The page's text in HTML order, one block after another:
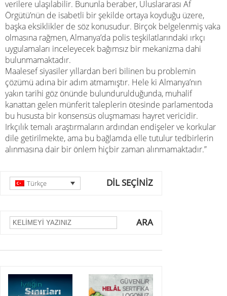
verilere ulaşılabilir. Bununla beraber, Uluslararası Af
Örgütü’nün de isabetli bir şekilde ortaya koyduğu üzere,
başka eksiklikler de söz konusudur. Birçok belgelenmiş vaka
olmasına rağmen, Almanya’da polis teşkilatlarındaki ırkçı
uygulamaları inceleyecek bağımsız bir mekanizma dahi
bulunmamaktadır.
Maalesef siyasiler yıllardan beri bilinen bu problemin
çözümü adına bir adım atmamıştır. Hele ki Almanya’nın
yakın tarihi göz önünde bulundurulduğunda, muhalif
kanattan gelen münferit taleplerin ötesinde parlamentoda
bu hususta bir konsensüs oluşmaması hayret vericidir.
Irkçılık temalı araştırmaların ardından endişeler ve korkular
dile getirilmekte, ama bu bağlamda elle tutulur tedbirlerin
alınmasına dair bir önlem hiçbir zaman alınmamaktadır.”
DİL SEÇİNİZ
Türkçe
ARA